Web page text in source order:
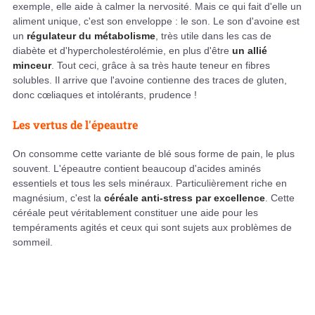
exemple, elle aide à calmer la nervosité. Mais ce qui fait d'elle un
aliment unique, c'est son enveloppe : le son. Le son d'avoine est
un régulateur du métabolisme , très utile dans les cas de
diabète et d'hypercholestérolémie, en plus d'être un allié
minceur. Tout ceci, grâce à sa très haute teneur en fibres
solubles. Il arrive que l'avoine contienne des traces de gluten,
donc cœliaques et intolérants, prudence !
Les vertus de l'épeautre
On consomme cette variante de blé sous forme de pain, le plus
souvent. L'épeautre contient beaucoup d'acides aminés
essentiels et tous les sels minéraux. Particulièrement riche en
magnésium, c'est la céréale anti-stress par excellence . Cette
céréale peut véritablement constituer une aide pour les
tempéraments agités et ceux qui sont sujets aux problèmes de
sommeil.